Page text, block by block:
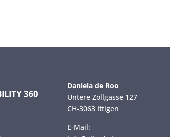
Daniela de Roo
Untere Zollgasse 127
CH-3063 Ittigen
E-Mail: